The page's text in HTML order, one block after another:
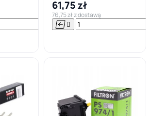


61,75 zł
76,75 zł z dostawą
 